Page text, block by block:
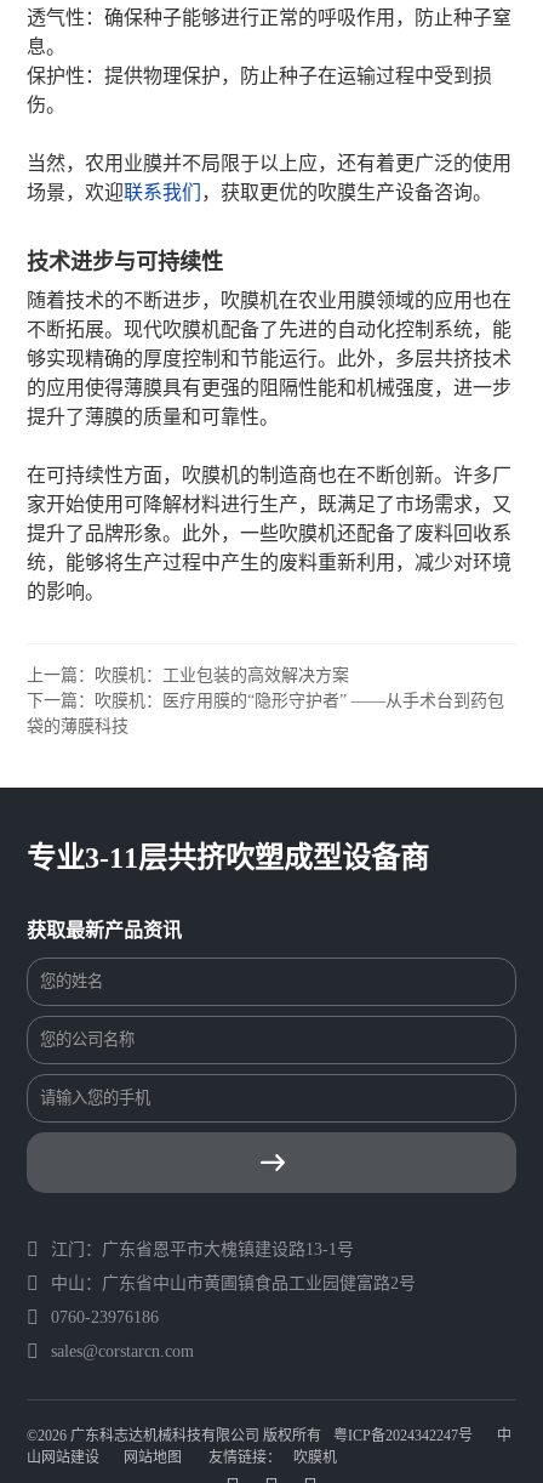
透气性：确保种子能够进行正常的呼吸作用，防止种子窒
息。
保护性：提供物理保护，防止种子在运输过程中受到损
伤。
当然，农用业膜并不局限于以上应，还有着更广泛的使用
场景，欢迎联系我们 ，获取更优的吹膜生产设备咨询。
技术进步与可持续性
随着技术的不断进步，吹膜机在农业用膜领域的应用也在
不断拓展。现代吹膜机配备了先进的自动化控制系统，能
够实现精确的厚度控制和节能运行。此外，多层共挤技术
的应用使得薄膜具有更强的阻隔性能和机械强度，进一步
提升了薄膜的质量和可靠性。
在可持续性方面，吹膜机的制造商也在不断创新。许多厂
家开始使用可降解材料进行生产，既满足了市场需求，又
提升了品牌形象。此外，一些吹膜机还配备了废料回收系
统，能够将生产过程中产生的废料重新利用，减少对环境
的影响。
上一篇：吹膜机：工业包装的高效解决方案
下一篇：吹膜机：医疗用膜的“隐形守护者” ——从手术台到药包
袋的薄膜科技
专业3-11层共挤吹塑成型设备商
获取最新产品资讯
江门：广东省恩平市大槐镇建设路13-1号
中山：广东省中山市黄圃镇食品工业园健富路2号
0760-23976186
sales@corstarcn.com
©2026 广东科志达机械科技有限公司 版权所有 粤ICP备2024342247号
中
山网站建设
网站地图 友情链接： 吹膜机